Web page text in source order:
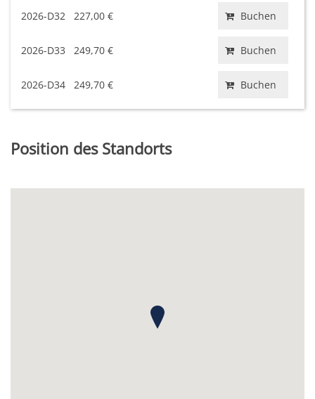
2026-D32 227,00 € Buchen
2026-D33 249,70 € Buchen
2026-D34 249,70 € Buchen
Position des Standorts